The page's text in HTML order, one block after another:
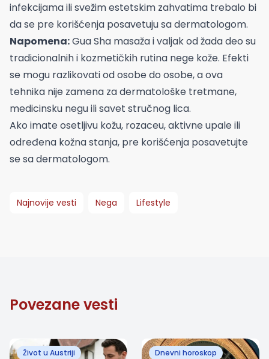
infekcijama ili svežim estetskim zahvatima trebalo bi
da se pre korišćenja posavetuju sa dermatologom.
Napomena:Gua Sha masaža i valjak od žada deo su
tradicionalnih i kozmetičkih rutina nege kože. Efekti
se mogu razlikovati od osobe do osobe, a ova
tehnika nije zamena za dermatološke tretmane,
medicinsku negu ili savet stručnog lica.
Ako imate osetljivu kožu, rozaceu, aktivne upale ili
određena kožna stanja, pre korišćenja posavetujte
se sa dermatologom.
Najnovije vesti Nega Lifestyle
Povezane vesti
Život u Austriji Dnevni horoskop